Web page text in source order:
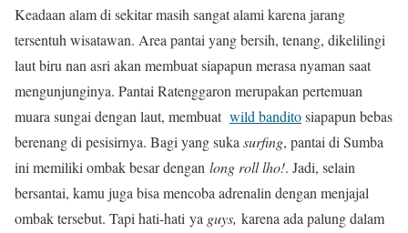
Keadaan alam di sekitar masih sangat alami karena jarang
tersentuh wisatawan. Area pantai yang bersih, tenang, dikelilingi
laut biru nan asri akan membuat siapapun merasa nyaman saat
mengunjunginya. Pantai Ratenggaron merupakan pertemuan
muara sungai dengan laut, membuat wild banditosiapapun bebas
berenang di pesisirnya. Bagi yang sukasurfing, pantai di Sumba
ini memiliki ombak besar dengan long roll lho!. Jadi, selain
bersantai, kamu juga bisa mencoba adrenalin dengan menjajal
ombak tersebut. Tapi hati-hati ya guys, karena ada palung dalam